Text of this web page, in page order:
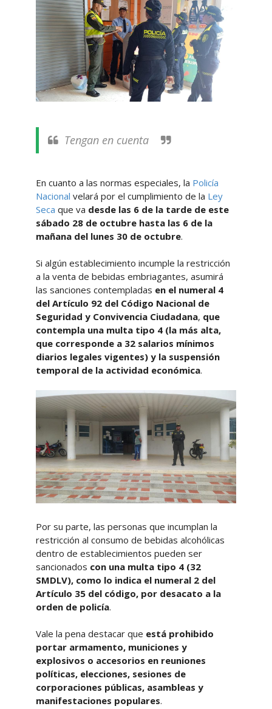
Tengan en cuenta
En cuanto a las normas especiales, la Policía
Nacional velará por el cumplimiento de la Ley
Seca que va desde las 6 de la tarde de este
sábado 28 de octubre hasta las 6 de la
mañana del lunes 30 de octubre.
Si algún establecimiento incumple la restricción
a la venta de bebidas embriagantes, asumirá
las sanciones contempladas en el numeral 4
del Artículo 92 del Código Nacional de
Seguridad y Convivencia Ciudadana, que
contempla una multa tipo 4 (la más alta,
que corresponde a 32 salarios mínimos
diarios legales vigentes) y la suspensión
temporal de la actividad económica.
Por su parte, las personas que incumplan la
restricción al consumo de bebidas alcohólicas
dentro de establecimientos pueden ser
sancionados con una multa tipo 4 (32
SMDLV), como lo indica el numeral 2 del
Artículo 35 del código, por desacato a la
orden de policía.
Vale la pena destacar que está prohibido
portar armamento, municiones y
explosivos o accesorios en reuniones
políticas, elecciones, sesiones de
corporaciones públicas, asambleas y
manifestaciones populares.